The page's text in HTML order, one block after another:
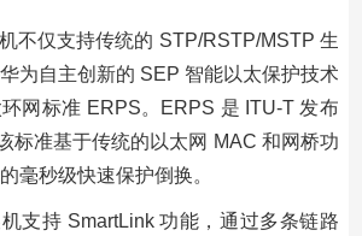
不仅支持传统的 STP/RSTP/MSTP 生
为自主创新的 SEP 智能以太保护技术
网标准 ERPS。ERPS 是 ITU-T 发布
标准基于传统的以太网 MAC 和网桥功
毫秒级快速保护倒换。
支持 SmartLink 功能，通过多条链路